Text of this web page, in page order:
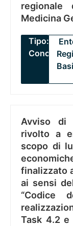
regionale
Medicina
Tipo:
Concorsi
Avviso di
rivolto a
scopo di
finalizzato
ai sensi
“Codice
Task 4.2 e